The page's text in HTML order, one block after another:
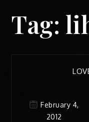
Tag:
February 4,
2012